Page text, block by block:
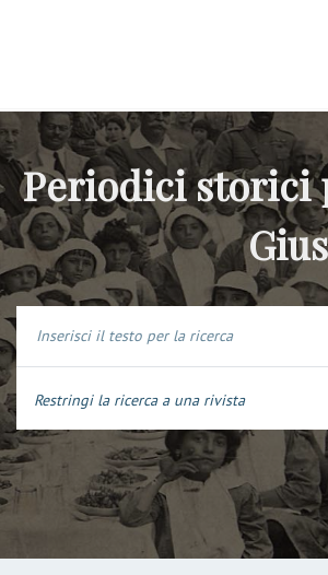
Periodici storici
Restringi la ricerca a una rivista